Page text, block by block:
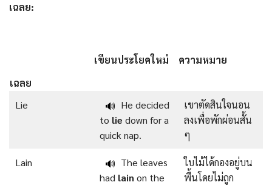
เฉลย:
เฉลย
เขียนประโยคใหม่ ความหมาย
Lie 🔊 He decided
to lie down for a
quick nap.
เขาตัดสินใจนอน
ลงเพื่อพักผ่อนสั้น
ๆ
Lain 🔊 The leaves
had lain on the
ใบไม้ได้กองอยู่บน
พื้นโดยไม่ถูก